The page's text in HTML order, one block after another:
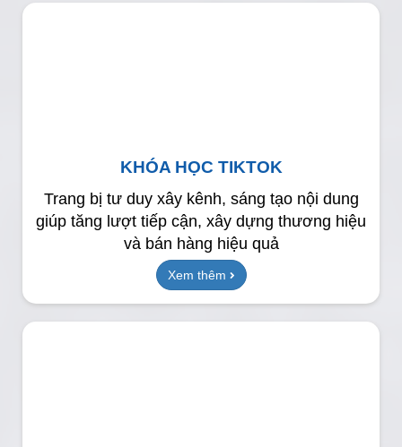
KHÓA HỌC TIKTOK
Trang bị tư duy xây kênh, sáng tạo nội dung
giúp tăng lượt tiếp cận, xây dựng thương hiệu
và bán hàng hiệu quả
Xem thêm